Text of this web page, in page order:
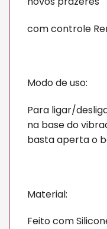
com controle
Modo de uso:
Para ligar/
na base do
basta aperta o
Material:
Feito com